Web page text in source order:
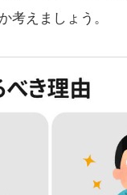
考えましょう。